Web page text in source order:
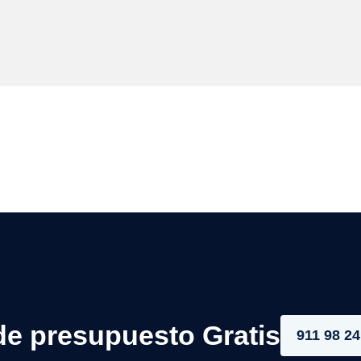
presupuesto Gratis 911 98